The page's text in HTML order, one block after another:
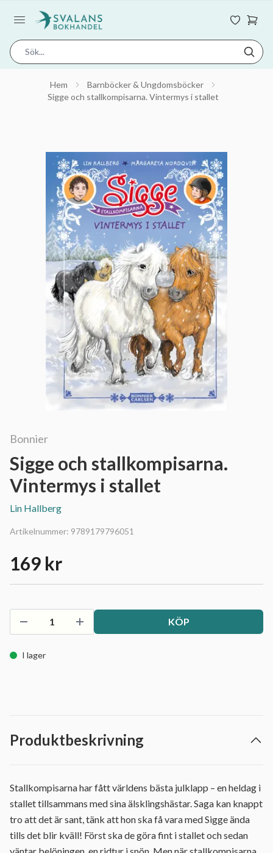
Hem
Barnböcker & Ungdomsböcker
Sigge och stallkompisarna. Vintermys i stallet
Bonnier
Sigge och stallkompisarna.
Vintermys i stallet
Lin Hallberg
Artikelnummer: 9789179796051
169 kr
KÖP
I lager
Produktbeskrivning
Stallkompisarna har fått världens bästa julklapp – en heldag i
stallet tillsammans med sina älsklingshästar. Saga kan knappt
tro att det är sant, tänk att hon ska få vara med Sigge ända
tills det blir kväll! Först ska de göra fint i stallet och sedan